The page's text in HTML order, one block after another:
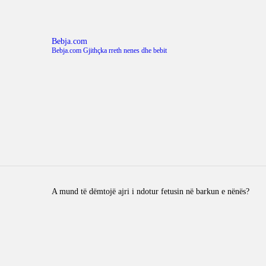
Bebja.com
Bebja.com Gjithçka rreth nenes dhe bebit
A mund të dëmtojë ajri i ndotur fetusin në barkun e nënës?